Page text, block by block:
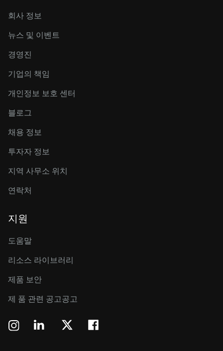
회사 정보
뉴스 및 이벤트
경영진
기업의 책임
개인정보 보호 센터
블로그
채용 정보
투자자 정보
지역 사무소 위치
연락처
지원
도움말
리소스 라이브러리
제품 보안
제 품 관련 공고공고